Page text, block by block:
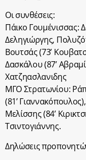
Οι συνθέσεις:
Πάικο Γουμένισσας:
Δεληγιώργης,
Βουτσάς (73’
Δασκάλου (87’
Χατζηασλανιδης
ΜΓΟ Στρατωνίου:
(81’
Μελίσσης (84’
Τσιντογιάννης.
Δηλώσεις